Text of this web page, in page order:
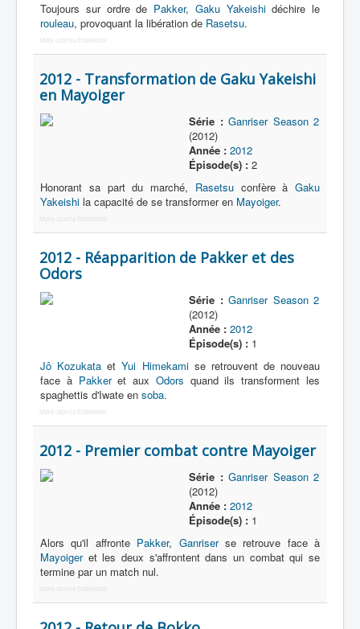
Toujours sur ordre de Pakker, Gaku Yakeishidéchire le
rouleau, provoquant la libération de Rasetsu.
More Joomla Extensions
2012 - Transformation de Gaku Yakeishi
en Mayoiger
Série : Ganriser Season 2
(2012)
Année : 2012
Épisode(s) : 2
Honorant sa part du marché, Rasetsuconfère à Gaku
Yakeishi la capacité de se transformer en Mayoiger.
More Joomla Extensions
2012 - Réapparition de Pakker et des
Odors
Série : Ganriser Season 2
(2012)
Année : 2012
Épisode(s) : 1
Jô Kozukata etYui Himekamise retrouvent de nouveau
face à Pakkeret aux Odors quand ils transforment les
spaghettis d'Iwate en soba.
More Joomla Extensions
2012 - Premier combat contre Mayoiger
Série : Ganriser Season 2
(2012)
Année : 2012
Épisode(s) : 1
Alors qu'il affronte Pakker, Ganriserse retrouve face à
Mayoigeret les deux s'affrontent dans un combat qui se
termine par un match nul.
More Joomla Extensions